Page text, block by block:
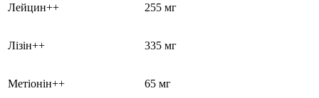
Лейцин++ 255 мг
Лізін++ 335 мг
Метіонін++ 65 мг